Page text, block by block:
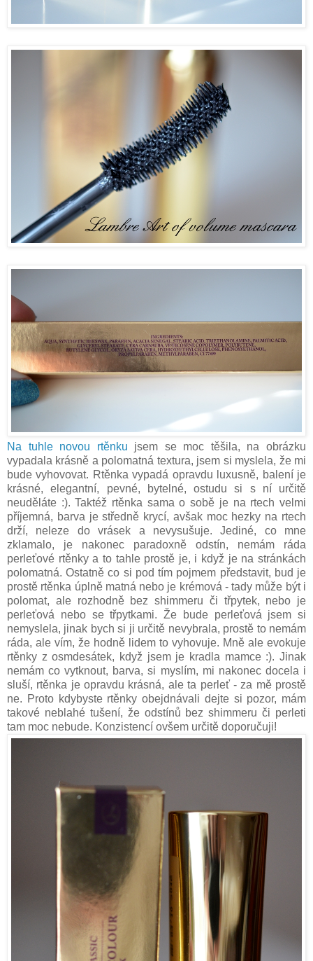
Na tuhle novou rtěnku jsem se moc těšila, na obrázku
vypadala krásně a polomatná textura, jsem si myslela, že mi
bude vyhovovat. Rtěnka vypadá opravdu luxusně, balení je
krásné, elegantní, pevné, bytelné, ostudu si s ní určitě
neuděláte :). Taktéž rtěnka sama o sobě je na rtech velmi
příjemná, barva je středně krycí, avšak moc hezky na rtech
drží, neleze do vrásek a nevysušuje. Jediné, co mne
zklamalo, je nakonec paradoxně odstín, nemám ráda
perleťové rtěnky a to tahle prostě je, i když je na stránkách
polomatná. Ostatně co si pod tím pojmem představit, bud je
prostě rtěnka úplně matná nebo je krémová - tady může být i
polomat, ale rozhodně bez shimmeru či třpytek, nebo je
perleťová nebo se třpytkami. Že bude perleťová jsem si
nemyslela, jinak bych si ji určitě nevybrala, prostě to nemám
ráda, ale vím, že hodně lidem to vyhovuje. Mně ale evokuje
rtěnky z osmdesátek, když jsem je kradla mamce :). Jinak
nemám co vytknout, barva, si myslím, mi nakonec docela i
sluší, rtěnka je opravdu krásná, ale ta perleť - za mě prostě
ne. Proto kdybyste rtěnky obejdnávali dejte si pozor, mám
takové neblahé tušení, že odstínů bez shimmeru či perleti
tam moc nebude. Konzistencí ovšem určitě doporučuji!